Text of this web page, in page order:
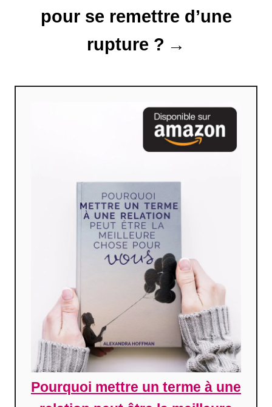
pour se remettre d’une
rupture ?
Pourquoi mettre un terme à une